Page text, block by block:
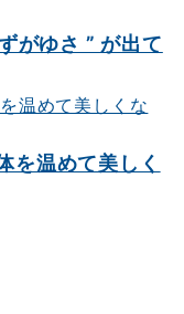
がゆさ ” が出て
を温めて美しく